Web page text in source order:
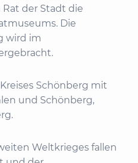
der Stadt die
Die
wird im
Schönberg mit
und Schönberg,
Weltkrieges fallen